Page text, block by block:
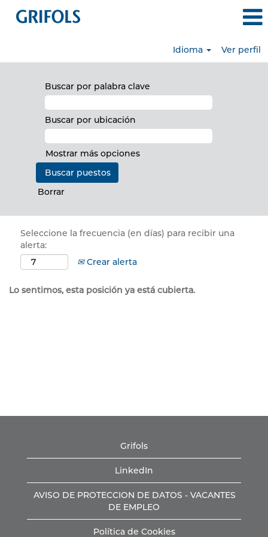
Idioma Ver perfil
Buscar por palabra clave
Buscar por ubicación
Mostrar más opciones
Borrar
Seleccione la frecuencia (en días) para recibir una
alerta:
Crear alerta
Lo sentimos, esta posición ya está cubierta.
Grifols
LinkedIn
AVISO DE PROTECCION DE DATOS - VACANTES
DE EMPLEO
Política de Cookies